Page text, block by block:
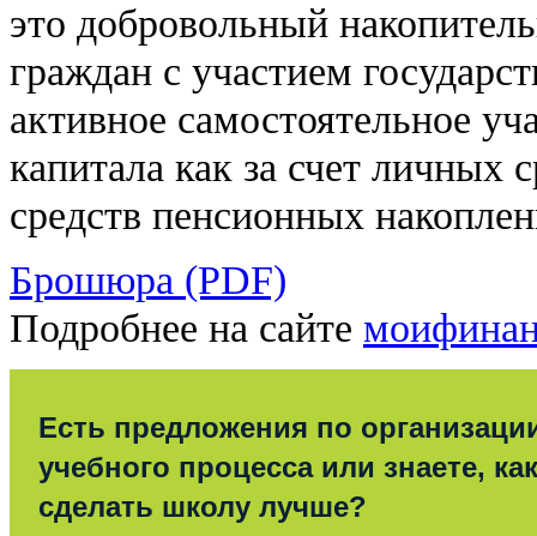
это добровольный
граждан с участием
активное самостоятельное
капитала как за счет личных
средств пенсионных
Брошюра (PDF)
Подробнее на сайте
Есть предложения по
учебного процесса или знаете, как
сделать школу лучше?